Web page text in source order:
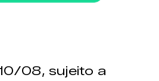
08, sujeito a